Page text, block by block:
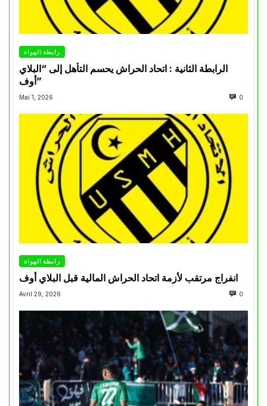
رابطة الهواة
الرابطة الثانية : اتحاد الحراش يحسم التأهل إلى “البلاي
أوف”
Mai 1, 2026 0
رابطة الهواة
انفراج مرتقب لأزمة اتحاد الحراش المالية قبل البلاي أوف
Avril 29, 2026 0